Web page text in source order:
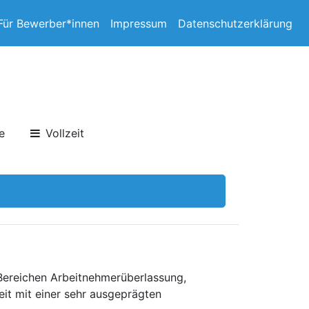
Bewerber*innen Impressum Datenschutzerklärung
Vollzeit
Arbeitnehmerüberlassung,
mit einer sehr ausgeprägten